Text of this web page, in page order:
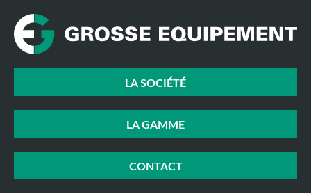
LA SOCIÉTÉ
LA GAMME
CONTACT